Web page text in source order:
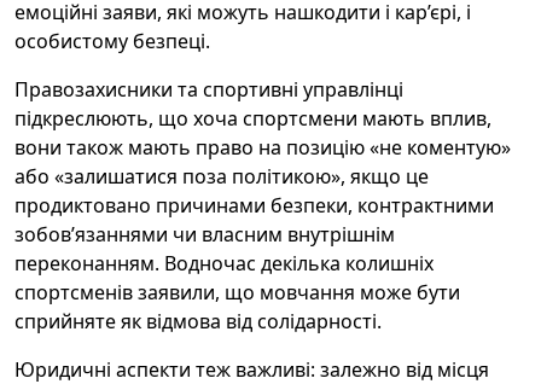
емоційні заяви, які можуть нашкодити і кар’єрі, і
особистому безпеці.
Правозахисники та спортивні управлінці
підкреслюють, що хоча спортсмени мають вплив,
вони також мають право на позицію «не коментую»
або «залишатися поза політикою», якщо це
продиктовано причинами безпеки, контрактними
зобов’язаннями чи власним внутрішнім
переконанням. Водночас декілька колишніх
спортсменів заявили, що мовчання може бути
сприйняте як відмова від солідарності.
Юридичні аспекти теж важливі: залежно від місця